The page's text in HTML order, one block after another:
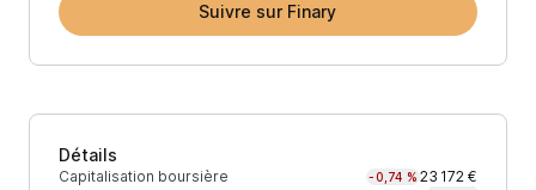
Suivre sur Finary
Détails
Capitalisation boursière -0,74 % 23 172 €